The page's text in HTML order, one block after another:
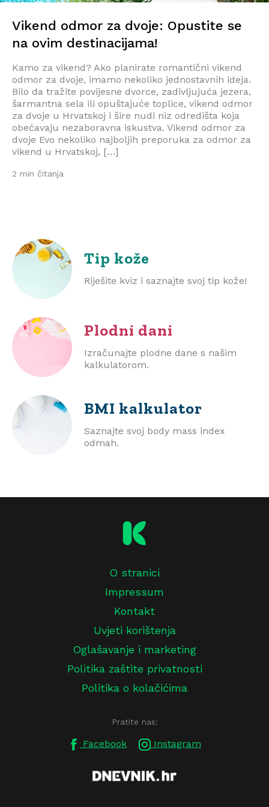
Vikend odmor za dvoje: Opustite se
na ovim destinacijama!
Kamo za vikend? Ako planirate romantični vikend
odmor za dvoje, imamo nekoliko jednostavnih ideja.
Bilo da tražite povijesne dvorce, zadivljujuća jezera,
šarmantna sela ili opuštajuće toplice, vikend odmor
za dvoje u Hrvatskoj i šire nudi niz odredišta koja
obećavaju nezaboravna iskustva. Vikend odmor za
dvoje Evo nekoliko najboljih preporuka za odmor za
vikend u Hrvatskoj, […]
2 min čitanja
Tip kože
Riješite kviz i saznajte svoj tip kože!
Plodni dani
Izračunajte plodne dane s našim
kalkulatorom.
BMI kalkulator
Saznajte svoj body mass index
odmah.
O stranici
Impressum
Kontakt
Uvjeti korištenja
Oglašavanje i marketing
Politika zaštite privatnosti
Politika o kolačićima
Pratite nas:
Facebook Instagram